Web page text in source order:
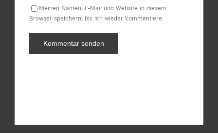
Meinen Namen, E-Mail und Website in diesem
Browser speichern, bis ich wieder kommentiere.